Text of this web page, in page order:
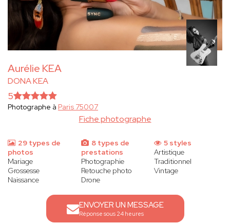
Aurélie KEA
DONA KEA
Fiche photographe
5
Photographe à Paris 75007
29 types de
photos
Mariage
Grossesse
Naissance
8 types de
prestations
Photographie
Retouche photo
Drone
5 styles
Artistique
Traditionnel
Vintage
ENVOYER UN MESSAGE
Réponse sous 24 heures